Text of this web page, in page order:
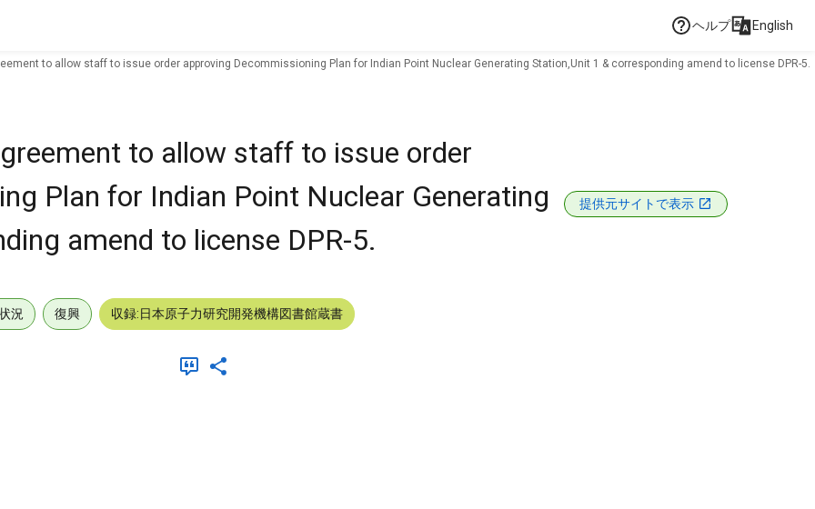
ヘルプ English
to allow staff to issue order approving Decommissioning Plan for Indian Point Nuclear Generating Station,Unit 1 & corresponding amend to license DPR-5.
to allow staff to issue order
Plan for Indian Point Nuclear Generating
amend to license DPR-5.
提供元サイトで表示
況 復興 収録:日本原子力研究開発機構図書館蔵書